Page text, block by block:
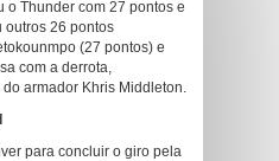
o Thunder com 27 pontos e
outros 26 pontos
(27 pontos) e
com a derrota,
armador Khris Middleton.
para concluir o giro pela